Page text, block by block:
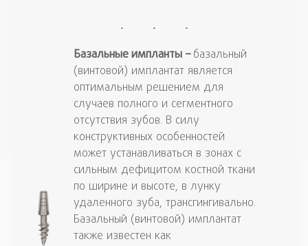
Базальныеимпланты –базальный
(винтовой) имплантат является
оптимальным решением для
случаев полного и сегментного
отсутствия зубов. В силу
конструктивных особенностей
может устанавливаться в зонах с
сильным дефицитом костной ткани
по ширине и высоте, в лунку
удаленного зуба, трансгингивально.
Базальный (винтовой) имплантат
также известен как